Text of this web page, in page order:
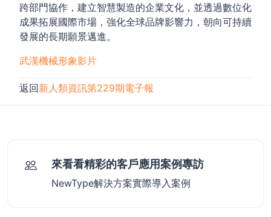
跨部門協作，建立智慧製造的企業文化，並透過數位化
成果拓展國際市場，強化全球品牌影響力，朝向可持續
發展的長期願景邁進。
武漢機械形象影片
返回新人類資訊第229期電子報
來看看精彩的客戶應用案例專訪
NewType解決方案實際導入案例